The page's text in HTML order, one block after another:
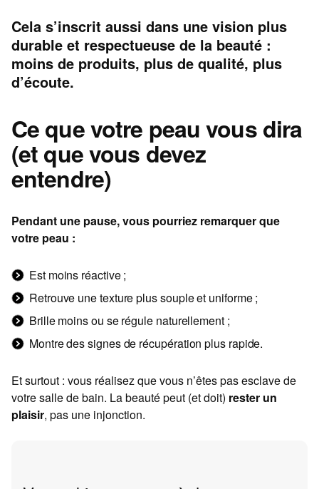
Cela s’inscrit aussi dans une vision plus
durable et respectueuse de la beauté :
moins de produits, plus de qualité, plus
d’écoute.
Ce que votre peau vous dira
(et que vous devez
entendre)
Pendant une pause, vous pourriez remarquer que
votre peau :
Est moins réactive ;
Retrouve une texture plus souple et uniforme ;
Brille moins ou se régule naturellement ;
Montre des signes de récupération plus rapide.
Et surtout : vous réalisez que vous n’êtes pas esclave de
votre salle de bain. La beauté peut (et doit) rester un
plaisir, pas une injonction.